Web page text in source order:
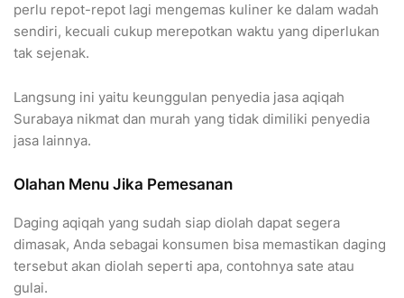
perlu repot-repot lagi mengemas kuliner ke dalam wadah
sendiri, kecuali cukup merepotkan waktu yang diperlukan
tak sejenak.
Langsung ini yaitu keunggulan penyedia jasa aqiqah
Surabaya nikmat dan murah yang tidak dimiliki penyedia
jasa lainnya.
Olahan Menu Jika Pemesanan
Daging aqiqah yang sudah siap diolah dapat segera
dimasak, Anda sebagai konsumen bisa memastikan daging
tersebut akan diolah seperti apa, contohnya sate atau
gulai.